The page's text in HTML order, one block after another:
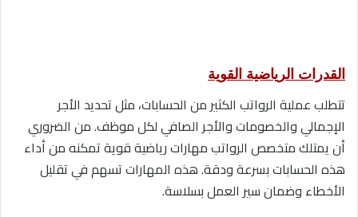
القدرات الرياضية القوية
تتطلب عملية الرواتب الكثير من الحسابات، مثل تحديد الأجر
الإجمالي والخصومات والأجر الصافي لكل موظف. من الضروري
أن يمتلك متخصص الرواتب مهارات رياضية قوية تمكنه من أداء
هذه الحسابات بسرعة ودقة. هذه المهارات تسهم في تقليل
الأخطاء وضمان سير العمل بسلاسة.